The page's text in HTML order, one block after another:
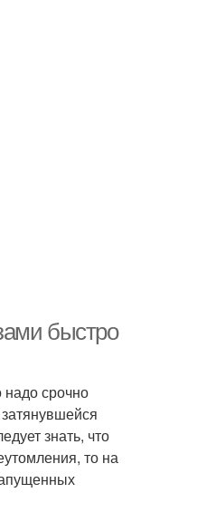
быстро
срочно
знать, что
то на